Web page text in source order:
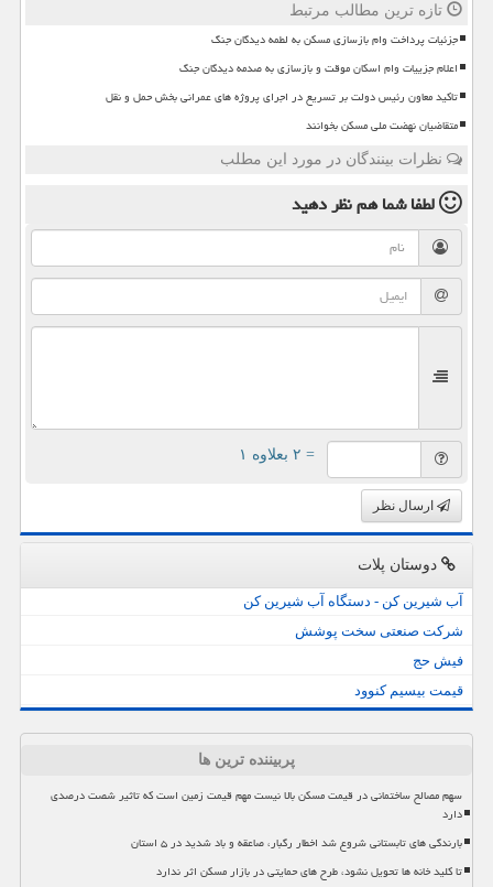
تازه ترین مطالب مرتبط
جزئیات پرداخت وام بازسازی مسکن به لطمه دیدگان جنگ
اعلام جزییات وام اسکان موقت و بازسازی به صدمه دیدگان جنگ
تاکید معاون رئیس دولت بر تسریع در اجرای پروژه های عمرانی بخش حمل و نقل
متقاضیان نهضت ملی مسکن بخوانند
نظرات بینندگان در مورد این مطلب
لطفا شما همنظر دهید
= ۲ بعلاوه ۱
ارسال نظر
دوستان پلات
آب شیرین کن - دستگاه آب شیرین کن
شرکت صنعتی سخت پوشش
فیش حج
قیمت بیسیم کنوود
پربیننده ترین ها
سهم مصالح ساختمانی در قیمت مسکن بالا نیست مهم قیمت زمین است که تاثیر شصت درصدی
دارد
بارندگی های تابستانی شروع شد اخطار رگبار، صاعقه و باد شدید در ۵ استان
تا کلید خانه ها تحویل نشود، طرح های حمایتی در بازار مسکن اثر ندارد